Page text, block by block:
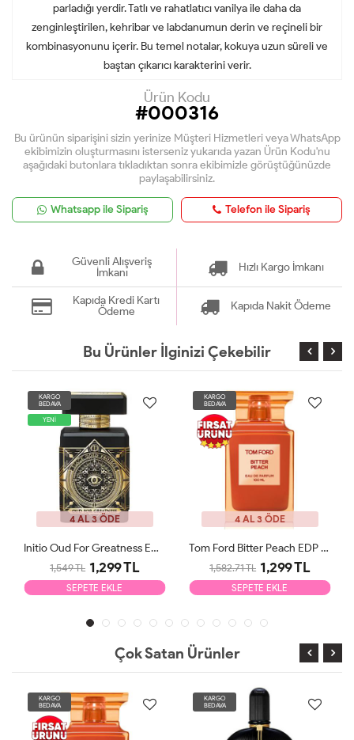
parladığı yerdir. Tatlı ve rahatlatıcı vanilya ile daha da
zenginleştirilen, kehribar ve labdanumun derin ve reçineli bir
kombinasyonunu içerir. Bu temel notalar, kokuya uzun süreli ve
baştan çıkarıcı karakterini verir.
Ürün Kodu
#000316
Bu ürünün siparişini sizin yerinize Müşteri Hizmetleri veya WhatsApp
ekibimizin oluşturmasını isterseniz yukarıda yazan Ürün Kodu'nu
aşağıdaki butonlara tıkladıktan sonra ekibimizle görüştüğünüzde
paylaşabilirsiniz.
Whatsapp ile Sipariş Telefon ile Sipariş
Güvenli Alışveriş
İmkanı
Hızlı Kargo İmkanı
Kapıda Kredi Kartı
Ödeme
Kapıda Nakit Ödeme
Bu Ürünler İlginizi Çekebilir
KARGO
BEDAVA
YENİ
4 AL 3 ÖDE
Initio Oud For Greatness EDP 90ml Unisex Parfüm Tester
1,549 TL 1,299 TL
SEPETE EKLE
KARGO
BEDAVA
4 AL 3 ÖDE
Tom Ford Bitter Peach EDP 100ml Unisex Parfüm Tester
1,582.71 TL 1,299 TL
SEPETE EKLE
Çok Satan Ürünler
KARGO
BEDAVA
KARGO
BEDAVA